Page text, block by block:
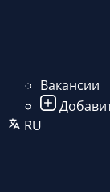
Вакансии
RU